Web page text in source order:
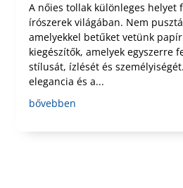
A nőies tollak különleges helyet
írószerek világában. Nem
amelyekkel betűket vetünk
kiegészítők, amelyek egyszerre
stílusát, ízlését és
elegancia és a...
bővebben